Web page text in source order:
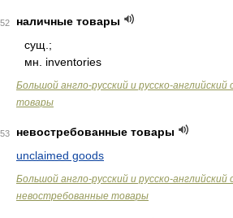
52
наличные товары
сущ.;
мн. inventories
Большой англо-русский и русско-английский
товары
53
невостребованные товары
unclaimed goods
Большой англо-русский и русско-английский
невостребованные товары